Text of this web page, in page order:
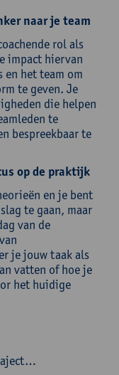
naar je team
rol als
impact hiervan
het team om
te geven. Je
die helpen
te
bespreekbaar te
op de praktijk
en je bent
te gaan, maar
van de
je jouw taak als
vatten of hoe je
het huidige